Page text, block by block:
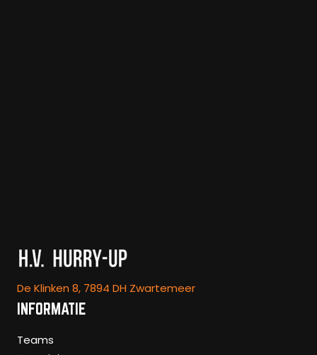
De Klinken 8, 7894 DH Zwartemeer
INFORMATIE
Teams